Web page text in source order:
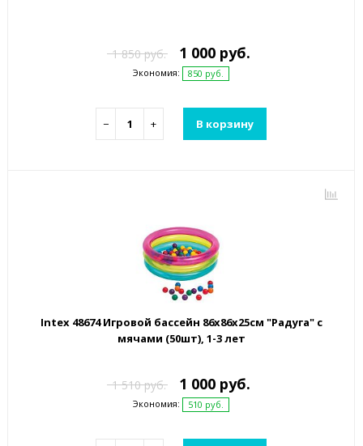
1 850 руб. 1 000 руб.
Экономия: 850 руб.
− + В корзину
Intex 48674 Игровой бассейн 86x86x25см "Радуга" с
мячами (50шт), 1-3 лет
1 510 руб. 1 000 руб.
Экономия: 510 руб.